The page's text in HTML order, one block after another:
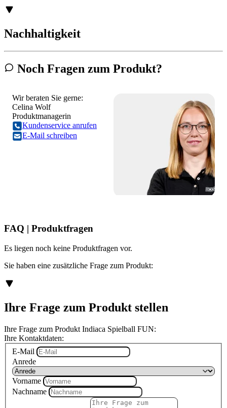
Nachhaltigkeit
Noch Fragen zum Produkt?
Wir beraten Sie gerne:
Celina Wolf
Produktmanagerin
Kundenservice anrufen
E-Mail schreiben
FAQ | Produktfragen
Es liegen noch keine Produktfragen vor.
Sie haben eine zusätzliche Frage zum Produkt:
Ihre Frage zum Produkt stellen
Ihre Frage zum Produkt Indiaca Spielball FUN:
Ihre Kontaktdaten:
E-Mail
Anrede
Vorname
Nachname